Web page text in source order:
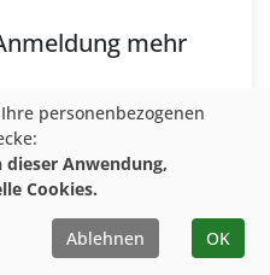
mehr
–Mi.
NRW in
personenbezogenen
dieser Anwendung,
Cookies.
Ablehnen OK